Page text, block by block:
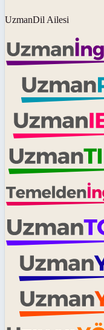
UzmanDil Ailesi